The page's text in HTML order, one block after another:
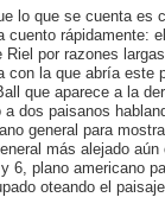
lo que se cuenta es
cuento rápidamente:
por razones
la que abría este
que aparece a la
dos paisanos
general para
más alejado aún
6, plano americano
oteando el paisaje.